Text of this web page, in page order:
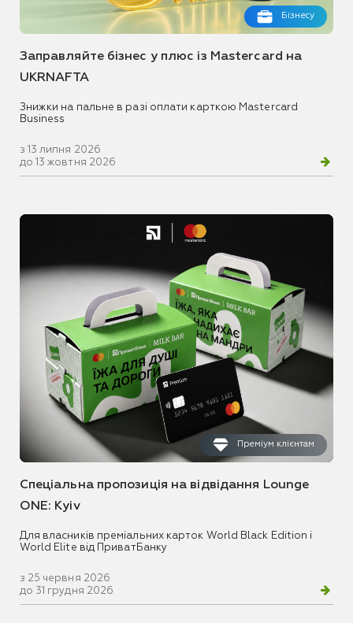
Бізнесу
Заправляйте бізнес у плюс із Mastercard на
UKRNAFTA
Знижки на пальне в разі оплати карткою Mastercard
Business
з 13 липня 2026
до 13 жовтня 2026
Преміум клієнтам
Спеціальна пропозиція на відвідання Lounge
ONE: Kyiv
Для власників преміальних карток World Black Edition і
World Elite від ПриватБанку
з 25 червня 2026
до 31 грудня 2026